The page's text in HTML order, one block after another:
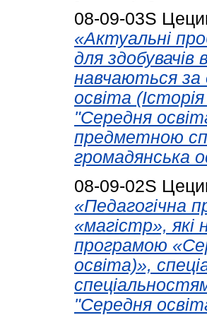
08-09-03S
«Актуальні
для
навчаються за
освіта
"Середня
предметною
громадянська
08-09-02S
«Педагогічна
«магістр»,
програмою
освіта)»,
"Середня